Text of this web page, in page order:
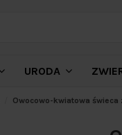
URODA
Owocowo-kwiatowa świeca